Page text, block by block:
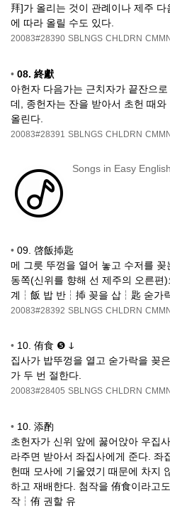
拜]가 올리는 것이 관례이나 제주
에 따라 올릴 수도 있다.
20083#28390 SBLNGS CHLDRN
• 08. 終獻
아헌자 다음가는 근치자가 끝잔으
데, 종헌자는 잔을 받아서 초헌 때
올린다.
20083#28391 SBLNGS CHLDRN
Songs in Easy English
• 09. 啓飯揷匙
메 그릇 뚜껑을 열어 놓고 수저를
동쪽(신위를 향해 선 제주의 오른
계┆飯 밥 반┆揷 꽂을 삽┆匙 숟가
20083#28392 SBLNGS CHLDRN
• 10. 侑食 ❺ ↆ
집사가 밥뚜껑을 열고 숟가락을 꽂
가 두 번 절한다.
20083#28405 SBLNGS CHLDRN
• 10. 添酌
초헌자가 신위 앞에 꿇어앉아 우집
라주면 받아서 좌집사에게 준다. 좌
헌때 모사에 기울였기 때문에 차지
하고 재배한다. 첨작을 侑食이라
작┆侑 권할 유